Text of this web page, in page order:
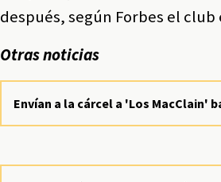
después, según Forbes el
Otras noticias
Envían a la cárcel a 'Los MacClain'